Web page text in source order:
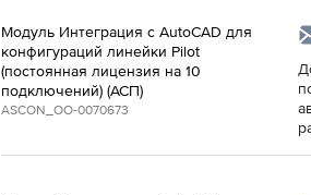
Модуль Интеграция с AutoCAD для
конфигураций линейки Pilot
(постоянная лицензия на 10
подключений) (АСП)
ASCON_ОО-0070673